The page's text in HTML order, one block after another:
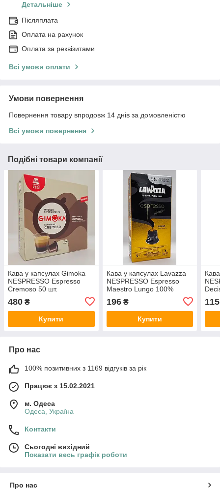
Детальніше
Післяплата
Оплата на рахунок
Оплата за реквізитами
Всі умови оплати
Умови повернення
Повернення товару впродовж 14 днів за домовленістю
Всі умови повернення
Подібні товари компанії
Кава у капсулах Gimoka
NESPRESSO Espresso
Cremoso 50 шт.
480 ₴
Купити
Кава у капсулах Lavazza
NESPRESSO Espresso
Maestro Lungo 100%
196₴
Купити
115
Про нас
100% позитивних з 1169 відгуків за рік
Працює з 15.02.2021
м. Одеса
Одеса, Україна
Контакти
Сьогодні вихідний
Показати весь графік роботи
Про нас